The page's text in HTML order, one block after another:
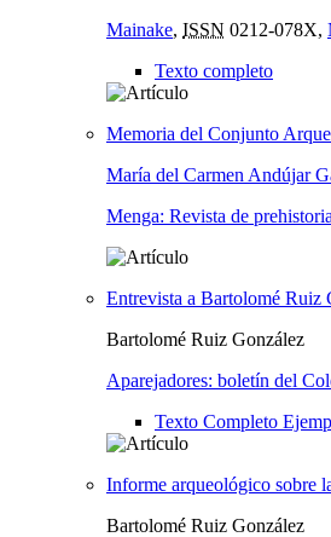
Mainake, ISSN 0212-078X,
Texto completo
Memoria del Conjunto
María del Carmen Andújar
Menga: Revista de
Entrevista a Bartolomé Ruiz
Bartolomé Ruiz González
Aparejadores: boletín del
Texto Completo
Informe arqueológico sobre
Bartolomé Ruiz González